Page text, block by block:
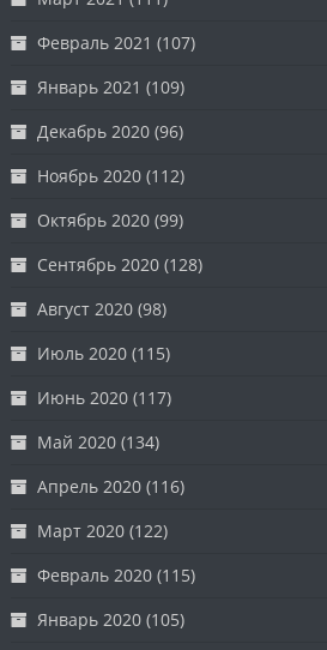
Февраль 2021 (107)
Январь 2021 (109)
Декабрь 2020 (96)
Ноябрь 2020 (112)
Октябрь 2020 (99)
Сентябрь 2020 (128)
Август 2020 (98)
Июль 2020 (115)
Июнь 2020 (117)
Май 2020 (134)
Апрель 2020 (116)
Март 2020 (122)
Февраль 2020 (115)
Январь 2020 (105)